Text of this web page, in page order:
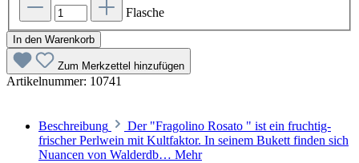
Flasche
In den Warenkorb
Zum Merkzettel hinzufügen
Artikelnummer: 10741
Beschreibung
Der "Fragolino Rosato " ist ein fruchtig-
frischer Perlwein mit Kultfaktor. In seinem Bukett finden sich
Nuancen von Walderdb… Mehr